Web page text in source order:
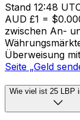
Stand 12:48
AUD £1 =
zwischen An-
Überweisung
Seite „Geld
Wie viel ist 25 LBP